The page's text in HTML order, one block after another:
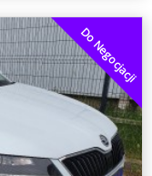
Do Negocjacji